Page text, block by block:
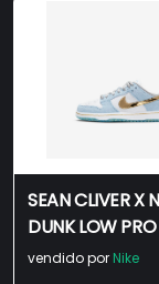
SEAN CLIVER X
DUNK LOW PRO
"RESTOCK"
vendido por Nike